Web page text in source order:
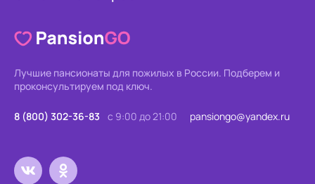
Лучшие пансионаты для пожилых в России. Подберем и
проконсультируем под ключ.
8 (800) 302-36-83 с 9:00 до 21:00 pansiongo@yandex.ru